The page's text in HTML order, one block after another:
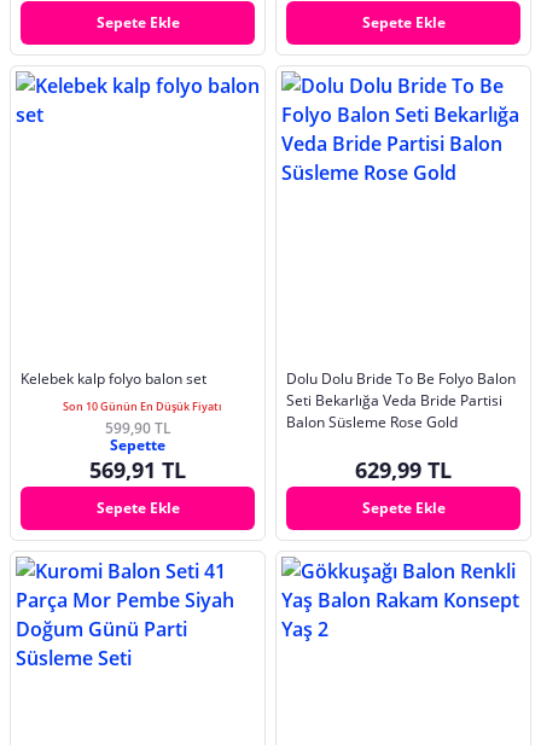
Sepete Ekle Sepete Ekle
Kelebek kalp folyo balon set
Son 10 Günün En Düşük Fiyatı
599,90 TL
Sepette
569,91 TL
Sepete Ekle
Dolu Dolu Bride To Be Folyo Balon
Seti Bekarlığa Veda Bride Partisi
Balon Süsleme Rose Gold
629,99 TL
Sepete Ekle